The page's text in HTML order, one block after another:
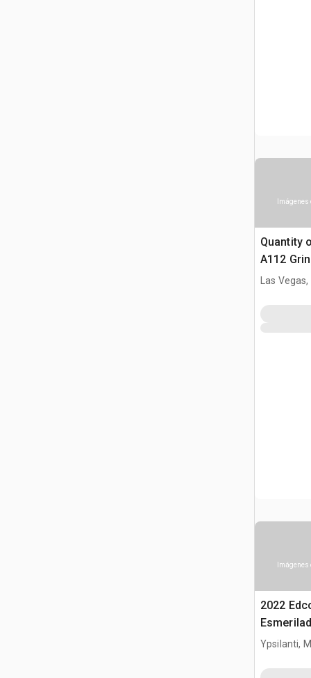
Quantity
A112
Las Vegas,
2022
Ypsilanti,